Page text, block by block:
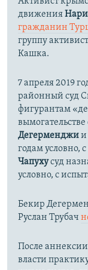
движения
гражданин
группу
Кашка.
7 апреля 2019
районный суд
фигурантам
вымогательстве
Дегерменджии
годам условно,
Чапухусуд
условно, с
Бекир
Руслан Трубач
После
власти